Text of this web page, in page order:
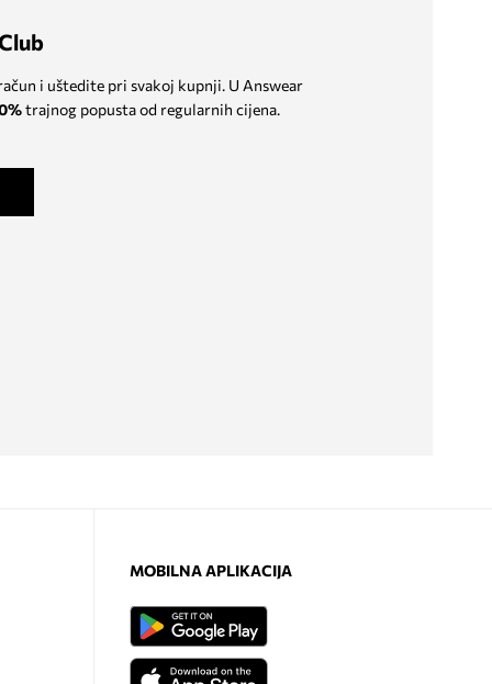
i uštedite pri svakoj kupnji. U Answear
trajnog popusta od regularnih cijena.
MOBILNA APLIKACIJA